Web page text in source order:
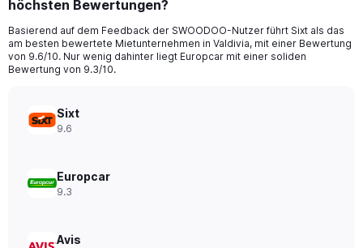
4
The
chart
has
axis
displaying
0
to
höchsten Bewertungen?
Basierend auf dem Feedback der SWOODOO-Nutzer führt Sixt als das
am besten bewertete Mietunternehmen in Valdivia, mit einer Bewertung
von 9.6/10. Nur wenig dahinter liegt Europcar mit einer soliden
Bewertung von 9.3/10.
Sixt
9.6
Europcar
9.3
Avis